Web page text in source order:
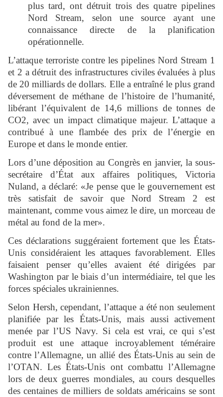
plus tard, ont détruit trois des quatre pipelines
Nord Stream, selon une source ayant une
connaissance directe de la planification
opérationnelle.
L’attaque terroriste contre les pipelines Nord Stream 1
et 2 a détruit des infrastructures civiles évaluées à plus
de 20 milliards de dollars. Elle a entraîné le plus grand
déversement de méthane de l’histoire de l’humanité,
libérant l’équivalent de 14,6 millions de tonnes de
CO2, avec un impact climatique majeur. L’attaque a
contribué à une flambée des prix de l’énergie en
Europe et dans le monde entier.
Lors d’une déposition au Congrès en janvier, la sous-
secrétaire d’État aux affaires politiques, Victoria
Nuland, a déclaré: «Je pense que le gouvernement est
très satisfait de savoir que Nord Stream 2 est
maintenant, comme vous aimez le dire, un morceau de
métal au fond de la mer».
Ces déclarations suggéraient fortement que les États-
Unis considéraient les attaques favorablement. Elles
faisaient penser qu’elles avaient été dirigées par
Washington par le biais d’un intermédiaire, tel que les
forces spéciales ukrainiennes.
Selon Hersh, cependant, l’attaque a été non seulement
planifiée par les États-Unis, mais aussi activement
menée par l’US Navy. Si cela est vrai, ce qui s’est
produit est une attaque incroyablement téméraire
contre l’Allemagne, un allié des États-Unis au sein de
l’OTAN. Les États-Unis ont combattu l’Allemagne
lors de deux guerres mondiales, au cours desquelles
des centaines de milliers de soldats américains se sont